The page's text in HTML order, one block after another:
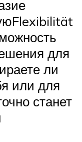
для
ли
или для
станет